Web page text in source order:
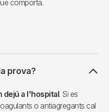
comporta.
prova?
dejú a l'hospital. Si es
o antiagregants cal